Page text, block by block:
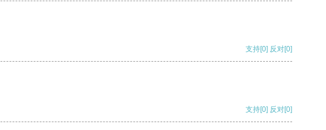
支持[0] 反对[0]
支持[0] 反对[0]